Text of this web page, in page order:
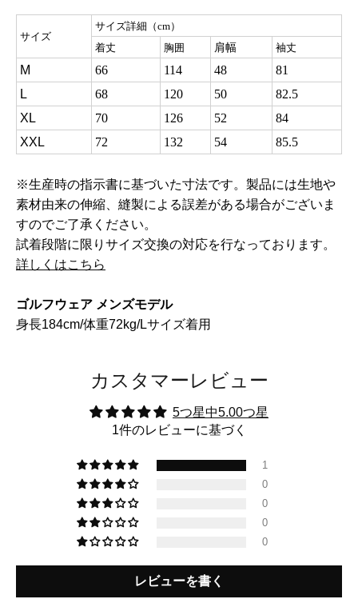
サイズ
サイズ詳細（cm）
着丈
胸囲 肩幅 袖丈
M 66 114 48
81
L
68 120 50
82.5
XL
70 126 52
84
XXL
72 132 54 85.5
※生産時の指示書に基づいた寸法です。製品には生地や
素材由来の伸縮、縫製による誤差がある場合がございま
すのでご了承ください。
試着段階に限りサイズ交換の対応を行なっております。
詳しくはこちら
ゴルフウェア メンズモデル
身長184cm/体重72kg/Lサイズ着用
カスタマーレビュー
5つ星中5.00つ星
1件のレビューに基づく
1
0
0
0
0
レビューを書く